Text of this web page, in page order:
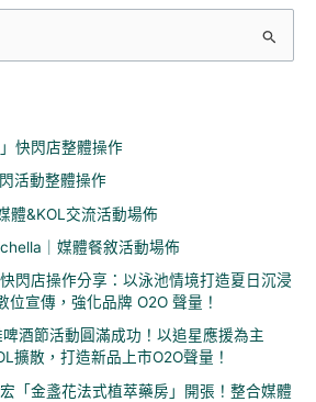
快閃店整體操作
活動整體操作
體&KOL交流活動場佈
｜媒體餐敘活動場佈
閃店操作分享：以泳池情境打造夏日沉浸
宣傳，強化品牌 O2O 聲量！
酒節活動圓滿成功！以追星應援為主
擴散，打造新品上市O2O聲量！
「金盞花法式植萃藥房」開張！整合媒體